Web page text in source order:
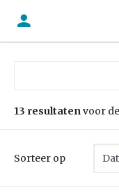
13 resultatenvoor
Sorteer op